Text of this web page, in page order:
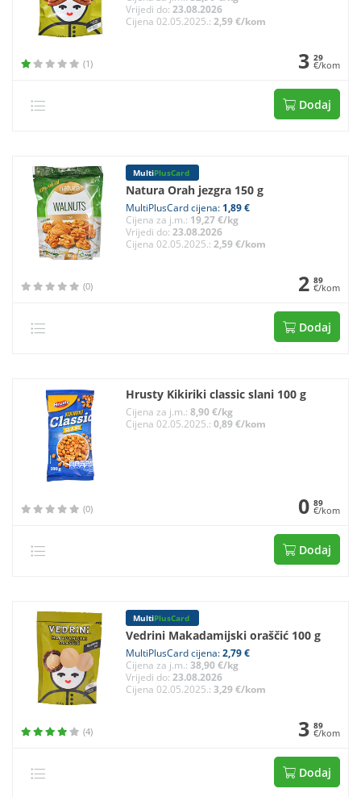
Vrijedi do: 23.08.2026
Cijena 02.05.2025.: 2,59 €/kom
(1) 3 29
€/kom
Dodaj
MultiPlusCard
Natura Orah jezgra 150 g
MultiPlusCard cijena: 1,89 €
Cijena za j.m.: 19,27 €/kg
Vrijedi do: 23.08.2026
Cijena 02.05.2025.: 2,59 €/kom
(0) 2 89
€/kom
Dodaj
Hrusty Kikiriki classic slani 100 g
Cijena za j.m.: 8,90 €/kg
Cijena 02.05.2025.: 0,89 €/kom
(0) 0 89
€/kom
Dodaj
MultiPlusCard
Vedrini Makadamijski oraščić 100 g
MultiPlusCard cijena:2,79 €
Cijena za j.m.: 38,90 €/kg
Vrijedi do: 23.08.2026
Cijena 02.05.2025.: 3,29 €/kom
(4) 3 89
€/kom
Dodaj